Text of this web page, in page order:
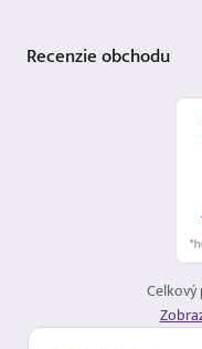
Recenzieobchodu